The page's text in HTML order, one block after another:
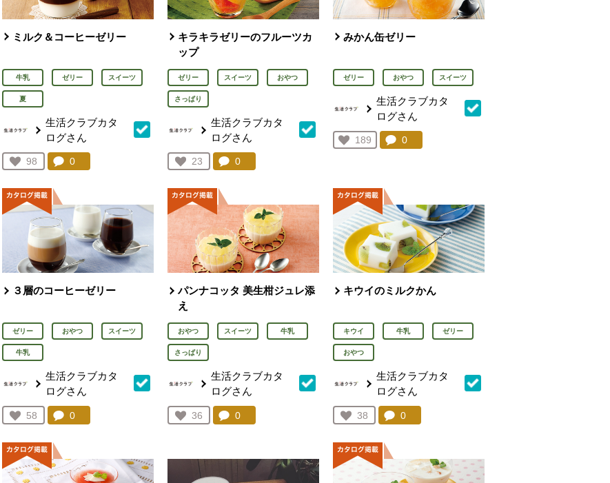
ミルク＆コーヒーゼリー
牛乳 ゼリー スイーツ
夏
生活クラブカタ
ログさん
お気に入り登録：
98
人が登録
コメント：
0
キラキラゼリーのフルーツカ
ップ
ゼリー スイーツ おやつ
さっぱり
生活クラブカタ
ログさん
お気に入り登録：
23
人が登録
コメント：
0件。コメントを見る。
みかん缶ゼリー
ゼリー おやつ スイーツ
生活クラブカタ
ログさん
お気に入り登録：
189
人が登録
コメント：
0件。コメントを見る。
３層のコーヒーゼリー
ゼリー おやつ スイーツ
牛乳
生活クラブカタ
ログさん
お気に入り登録：
58
人が登録
コメント：
0
パンナコッタ 美生柑ジュレ添
え
おやつ スイーツ 牛乳
さっぱり
生活クラブカタ
ログさん
お気に入り登録：
36
人が登録
コメント：
0件。コメントを見る。
キウイのミルクかん
キウイ 牛乳 ゼリー
おやつ
生活クラブカタ
ログさん
お気に入り登録：
38
人が登録
コメント：
0件。コメントを見る。